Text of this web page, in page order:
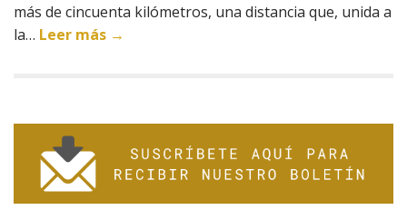
más de cincuenta kilómetros, una distancia que, unida a
la… Leer más →